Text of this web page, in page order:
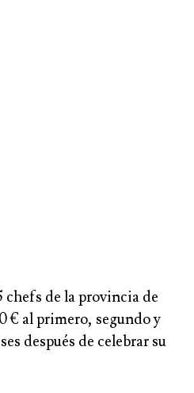
chefs de la provincia de
€ al primero, segundo y
después de celebrar su